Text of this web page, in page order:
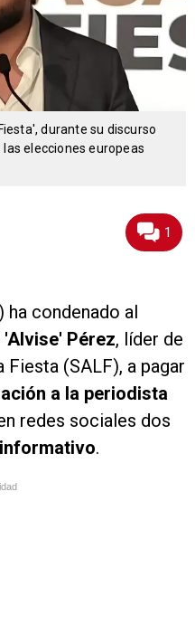
durante su discurso
elecciones europeas
1
ha condenado al
'Alvise' Pérez, líder de
Fiesta (SALF), a pagar
a la periodista
redes sociales dos
.